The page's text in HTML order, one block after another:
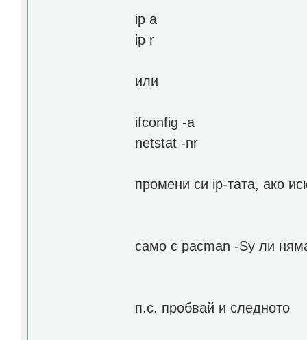
ip a
ip r
или
ifconfig -a
netstat -nr
промени си ip-тата, ако
само с pacman -Sy ли
п.с. пробвай и следното